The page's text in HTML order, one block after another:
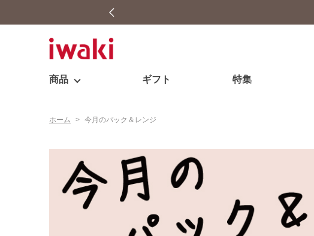
商品 ギフト 特集
ホーム > 今月のパック＆レンジ